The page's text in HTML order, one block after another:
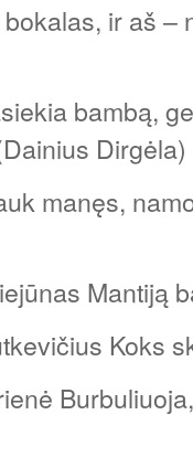
ir aš –
bambą,
Dirgėla)
manęs,
Mantiją
Koks